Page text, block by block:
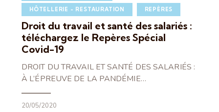
HÔTELLERIE - RESTAURATION REPÈRES
Droit du travail et santé des salariés :
téléchargez le Repères Spécial
Covid-19
DROIT DU TRAVAIL ET SANTÉ DES SALARIÉS :
À L’ÉPREUVE DE LA PANDÉMIE…
20/05/2020